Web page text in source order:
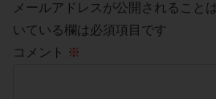
メールアドレスが公開されること
いている欄は必須項目です
コメント ※